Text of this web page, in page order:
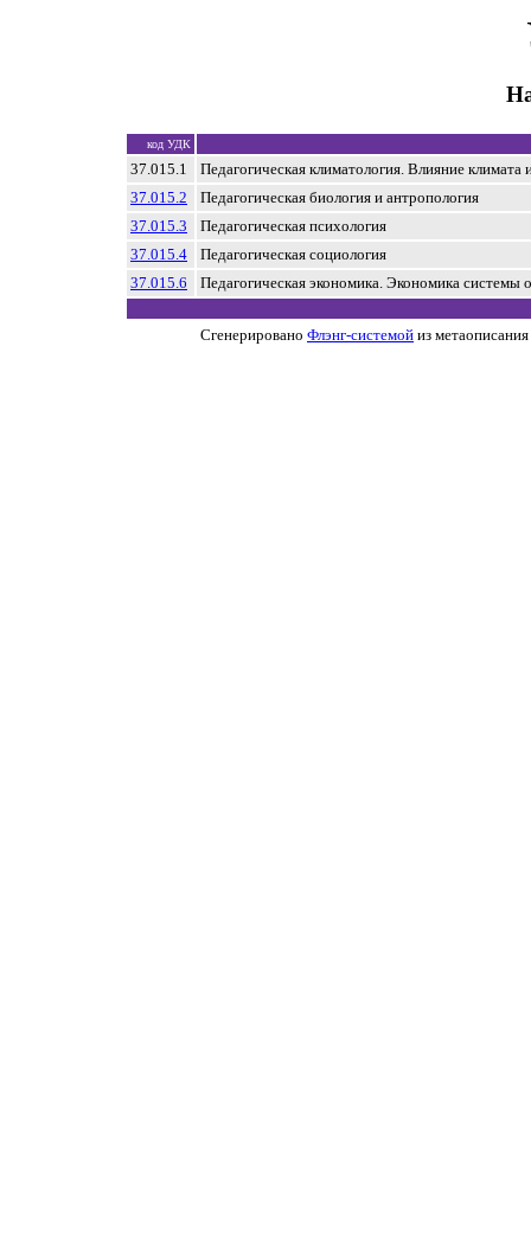
код УДК
37.015.1
Педагогическая климатология. Влияние климата
37.015.2
Педагогическая биология и антропология
37.015.3
Педагогическая психология
37.015.4
Педагогическая социология
37.015.6
Педагогическая экономика. Экономика системы
Сгенерировано Флэнг-системой из